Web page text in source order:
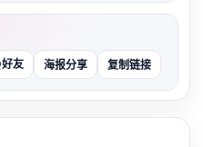
友 海报分享 复制链接